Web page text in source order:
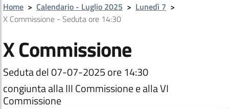
Home > Calendario - Luglio 2025 > Lunedì 7 >
X Commissione - Seduta ore 14:30
X Commissione
Seduta del 07-07-2025 ore 14:30
congiunta alla III Commissione e alla VI
Commissione